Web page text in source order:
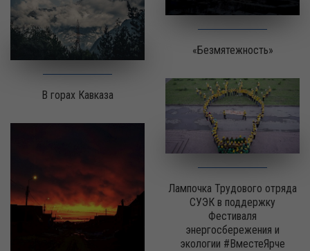
В горах Кавказа
«Безмятежность»
Лампочка Трудового отряда
СУЭК в поддержку
Фестиваля
энергосбережения и
экологии #ВместеЯрче